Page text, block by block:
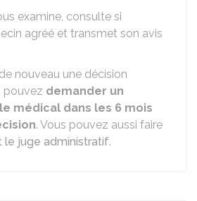
examine, consulte si
agréé et transmet son avis
nouveau une décision
pouvez demander un
médical dans les 6 mois
. Vous pouvez aussi faire
le juge administratif.